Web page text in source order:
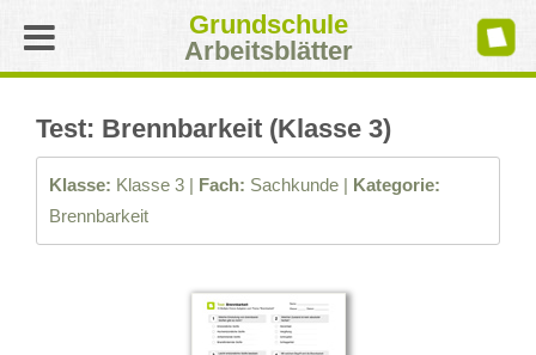
Grundschule
Arbeitsblätter
Test: Brennbarkeit (Klasse 3)
Klasse: Klasse 3 | Fach: Sachkunde | Kategorie:
Brennbarkeit